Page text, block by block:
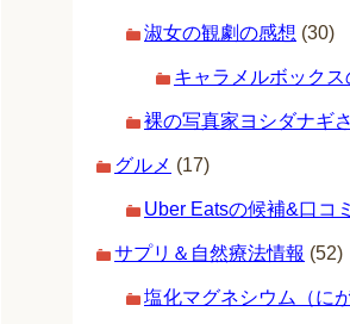
淑女の観劇の感想 (30)
キャラメルボックス
裸の写真家ヨシダナギ
グルメ (17)
Uber Eatsの候補&口コ
サプリ＆自然療法情報 (52)
塩化マグネシウム（にが